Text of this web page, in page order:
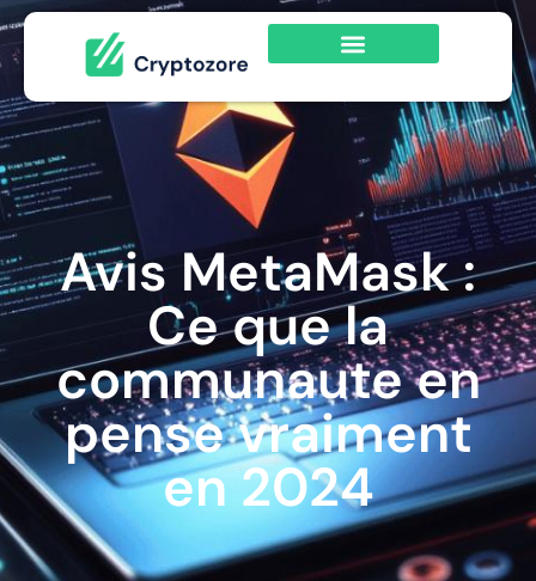
Avis MetaMask :
Ce que la
communaute en
pense vraiment
en 2024